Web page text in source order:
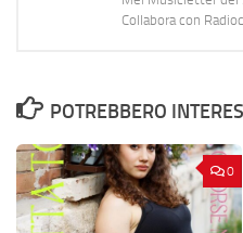
Collabora con
POTREBBERO
0